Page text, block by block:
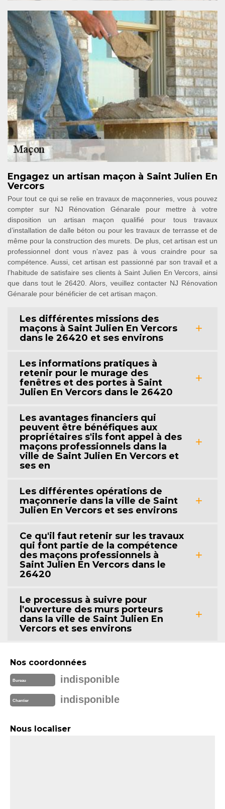
Engagez un artisan maçon à Saint Julien En
Vercors
Pour tout ce qui se relie en travaux de maçonneries, vous pouvez
compter sur NJ Rénovation Génarale pour mettre à votre
disposition un artisan maçon qualifié pour tous travaux
d’installation de dalle béton ou pour les travaux de terrasse et de
même pour la construction des murets. De plus, cet artisan est un
professionnel dont vous n’avez pas à vous craindre pour sa
compétence. Aussi, cet artisan est passionné par son travail et a
l’habitude de satisfaire ses clients à Saint Julien En Vercors, ainsi
que dans tout le 26420. Alors, veuillez contacter NJ Rénovation
Génarale pour bénéficier de cet artisan maçon.
Les différentes missions des
maçons à Saint Julien En Vercors
dans le 26420 et ses environs
Les informations pratiques à
retenir pour le murage des
fenêtres et des portes à Saint
Julien En Vercors dans le 26420
Les avantages financiers qui
peuvent être bénéfiques aux
propriétaires s'ils font appel à des
maçons professionnels dans la
ville de Saint Julien En Vercors et
ses en
Les différentes opérations de
maçonnerie dans la ville de Saint
Julien En Vercors et ses environs
Ce qu'il faut retenir sur les travaux
qui font partie de la compétence
des maçons professionnels à
Saint Julien En Vercors dans le
26420
Le processus à suivre pour
l'ouverture des murs porteurs
dans la ville de Saint Julien En
Vercors et ses environs
Nos coordonnées
Bureau indisponible
Chantier indisponible
Nous localiser